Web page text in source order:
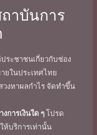
าบันการ
ระชาชนเกี่ยวกับช่อง
ยในประเทศไทย
วงหาผลกำไร จัดทำขึ้น
การเงินใด ๆโปรด
ห้บริการเท่านั้น